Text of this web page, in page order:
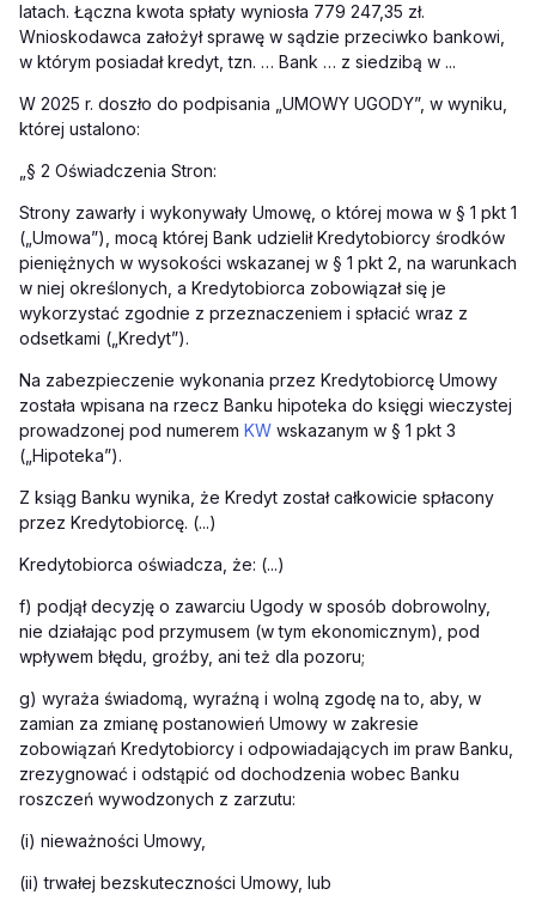
latach. Łączna kwota spłaty wyniosła 779 247,35 zł.
Wnioskodawca założył sprawę w sądzie przeciwko bankowi,
w którym posiadał kredyt, tzn. … Bank … z siedzibą w ...
W 2025 r. doszło do podpisania „UMOWY UGODY”, w wyniku,
której ustalono:
„§ 2 Oświadczenia Stron:
Strony zawarły i wykonywały Umowę, o której mowa w § 1 pkt 1
(„Umowa”), mocą której Bank udzielił Kredytobiorcy środków
pieniężnych w wysokości wskazanej w § 1 pkt 2, na warunkach
w niej określonych, a Kredytobiorca zobowiązał się je
wykorzystać zgodnie z przeznaczeniem i spłacić wraz z
odsetkami („Kredyt”).
Na zabezpieczenie wykonania przez Kredytobiorcę Umowy
została wpisana na rzecz Banku hipoteka do księgi wieczystej
prowadzonej pod numerem KW wskazanym w § 1 pkt 3
(„Hipoteka”).
Z ksiąg Banku wynika, że Kredyt został całkowicie spłacony
przez Kredytobiorcę. (...)
Kredytobiorca oświadcza, że: (...)
f) podjął decyzję o zawarciu Ugody w sposób dobrowolny,
nie działając pod przymusem (w tym ekonomicznym), pod
wpływem błędu, groźby, ani też dla pozoru;
g) wyraża świadomą, wyraźną i wolną zgodę na to, aby, w
zamian za zmianę postanowień Umowy w zakresie
zobowiązań Kredytobiorcy i odpowiadających im praw Banku,
zrezygnować i odstąpić od dochodzenia wobec Banku
roszczeń wywodzonych z zarzutu:
(i) nieważności Umowy,
(ii) trwałej bezskuteczności Umowy, lub